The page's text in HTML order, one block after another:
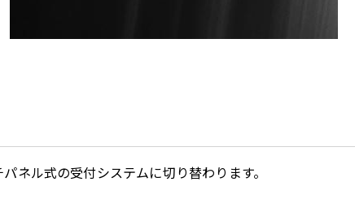
ネル式の受付システムに切り替わります。